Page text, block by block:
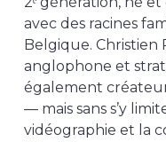
avec des racines
Belgique. Christien
anglophone et
également
— mais sans s’y
vidéographie et la